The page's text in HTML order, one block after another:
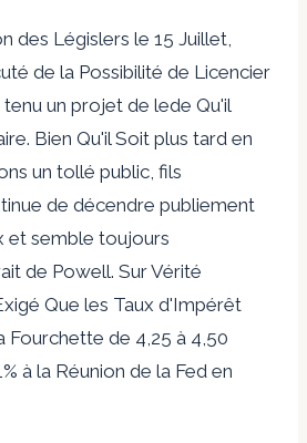
des Législers le 15 Juillet,
de la Possibilité de Licencier
un projet de lede Qu'il
Bien Qu'il Soit plus tard en
un tollé public, fils
de décendre publiement
et semble toujours
de Powell. Sur Vérité
Que les Taux d'Impérêt
Fourchette de 4,25 à 4,50
à la Réunion de la Fed en